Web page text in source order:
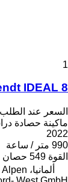
1
IDEAL 8
السعر عند الطلب
ماكينة حصادة
2022
990 متر / ساعة
القوة 549 حصان (404 kW)
ألمانيا، Alpen